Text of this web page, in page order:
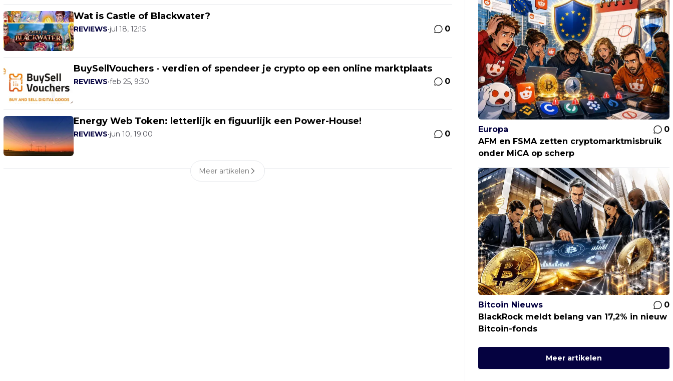
Wat is Castle of Blackwater?
REVIEWS•jul 18, 12:15 0
BuySellVouchers - verdien of spendeer je crypto op een online marktplaats
REVIEWS•feb 25, 9:30 0
Energy Web Token: letterlijk en figuurlijk een Power-House!
REVIEWS•jun 10, 19:00 0
Meer artikelen
Europa
0
AFM en FSMA zetten cryptomarktmisbruik
onder MiCA op scherp
Bitcoin Nieuws
0
BlackRock meldt belang van 17,2% in nieuw
Bitcoin-fonds
Meer artikelen